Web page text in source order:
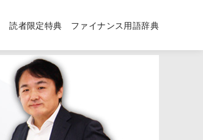
読者限定特典 ファイナンス用語辞典